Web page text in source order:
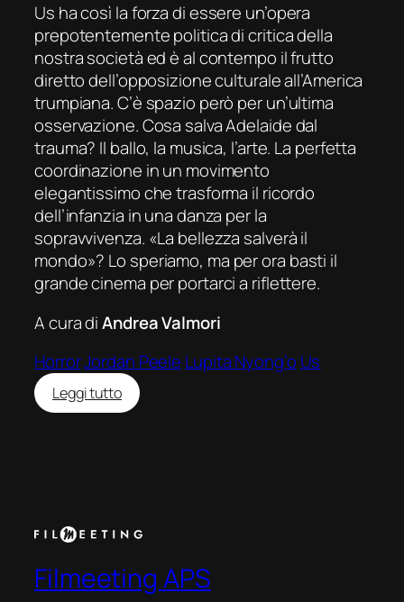
Us ha così la forza di essere un’opera
prepotentemente politica di critica della
nostra società ed è al contempo il frutto
diretto dell’opposizione culturale all’America
trumpiana. C’è spazio però per un’ultima
osservazione. Cosa salva Adelaide dal
trauma? Il ballo, la musica, l’arte. La perfetta
coordinazione in un movimento
elegantissimo che trasforma il ricordo
dell’infanzia in una danza per la
sopravvivenza. «La bellezza salverà il
mondo»? Lo speriamo, ma per ora basti il
grande cinema per portarci a riflettere.
A cura diAndrea Valmori
HorrorJordan Peele Lupita Nyong’o Us
Leggi tutto:
Noi
Filmeeting APS